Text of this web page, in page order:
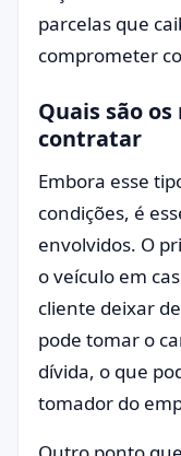
parcelas que
comprometer
Quais são
contratar
Embora esse
condições, é
envolvidos. O
o veículo em
cliente deixar
pode tomar o
dívida, o que
tomador do